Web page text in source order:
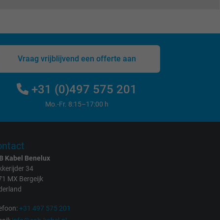
Vraag vrijblijvend een offerte aan
+31 (0)497 575 201
Mo.-Fr. 8:15–17:00 h
Kabel Benelux
34
MX Bergeijk
+31 497 575 201